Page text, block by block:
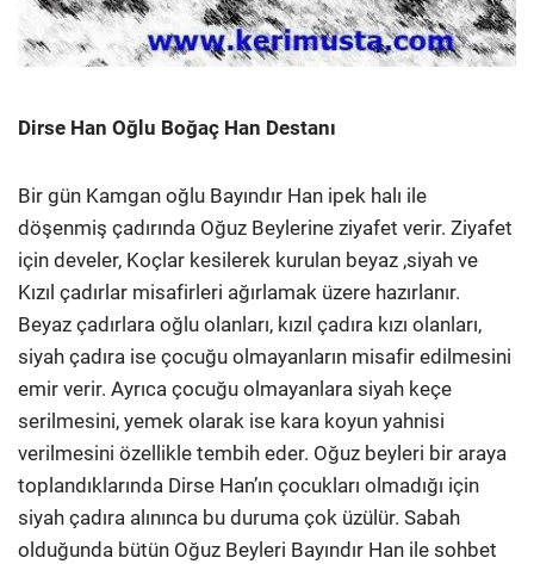
Dirse Han Oğlu Boğaç Han Destanı
Bir gün Kamgan oğlu Bayındır Han ipek halı ile
döşenmiş çadırında Oğuz Beylerine ziyafet verir. Ziyafet
için develer, Koçlar kesilerek kurulan beyaz ,siyah ve
Kızıl çadırlar misafirleri ağırlamak üzere hazırlanır.
Beyaz çadırlara oğlu olanları, kızıl çadıra kızı olanları,
siyah çadıra ise çocuğu olmayanların misafir edilmesini
emir verir. Ayrıca çocuğu olmayanlara siyah keçe
serilmesini, yemek olarak ise kara koyun yahnisi
verilmesini özellikle tembih eder. Oğuz beyleri bir araya
toplandıklarında Dirse Han’ın çocukları olmadığı için
siyah çadıra alınınca bu duruma çok üzülür. Sabah
olduğunda bütün Oğuz Beyleri Bayındır Han ile sohbet